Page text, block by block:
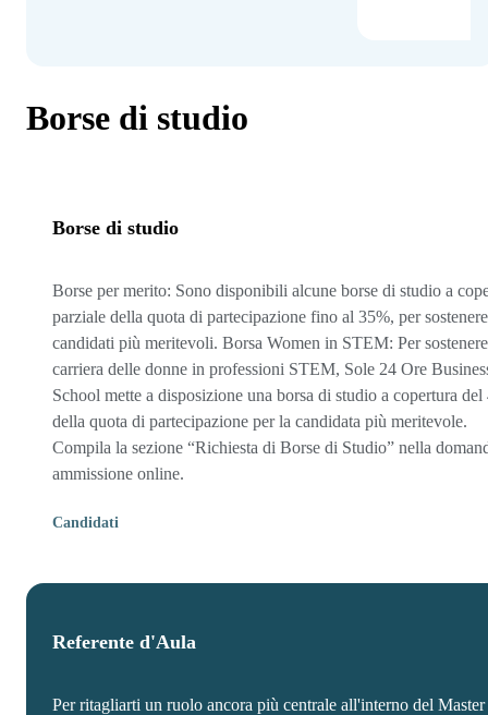
Borse di studio
Borse di studio
Borse per merito: Sono disponibili alcune borse di studio a
parziale della quota di partecipazione fino al 35%, per
candidati più meritevoli. Borsa Women in STEM: Per
carriera delle donne in professioni STEM, Sole 24 Ore
School mette a disposizione una borsa di studio a copertura del
della quota di partecipazione per la candidata più meritevole.
Compila la sezione “Richiesta di Borse di Studio” nella
ammissione online.
Candidati
Referente d'Aula
Per ritagliarti un ruolo ancora più centrale all'interno del Master